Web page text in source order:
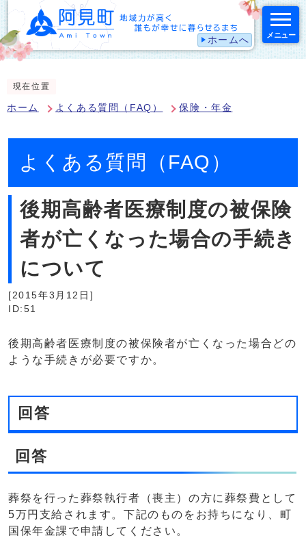
ホームへ メニュー
現在位置
ホーム よくある質問（FAQ） 保険・年金
よくある質問（FAQ）
後期高齢者医療制度の被保険
者が亡くなった場合の手続き
について
[2015年3月12日]
ID:51
後期高齢者医療制度の被保険者が亡くなった場合どの
ような手続きが必要ですか。
回答
回答
葬祭を行った葬祭執行者（喪主）の方に葬祭費として
5万円支給されます。下記のものをお持ちになり、町
国保年金課で申請してください。